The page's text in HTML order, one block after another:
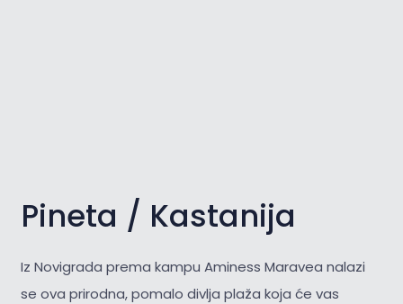
Pineta / Kastanija
Iz Novigrada prema kampu Aminess Maravea nalazi
se ova prirodna, pomalo divlja plaža koja će vas